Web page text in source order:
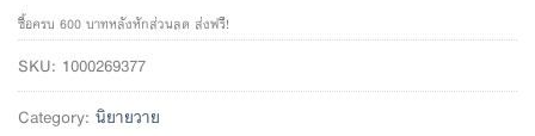
ซื้อครบ 600 บาทหลังหักส่วนลด ส่งฟรี!
SKU: 1000269377
Category: นิยายวาย